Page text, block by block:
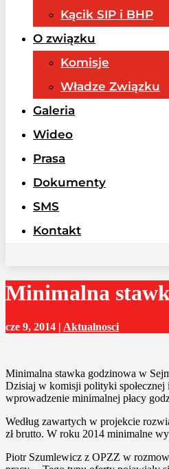
Kącik SIP i BHP
O związku
Komisje
Władze Związku
Galeria
Wideo
Prasa
Dokumenty
SMS
Kontakt
Minimalna
cze 9, 2014 | Aktualnosci
Minimalna stawka godzinowa w
Dzisiaj w komisji polityki
wprowadzenie minimalnej płacy
Według zawartych w projekcie
zł brutto. W roku 2014 minimalne
Piotr Szumlewicz z OPZZ w